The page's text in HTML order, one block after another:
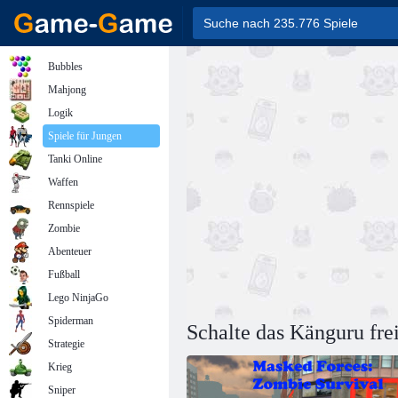
Schalte das Känguru
Bubbles
Mahjong
Logik
Spiele für Jungen
Tanki Online
Waffen
Rennspiele
Zombie
Abenteuer
Fußball
Lego NinjaGo
Spiderman
Strategie
Krieg
Sniper